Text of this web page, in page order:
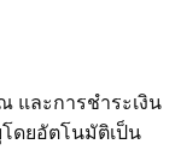
และการชำระเงิน
โดยอัตโนมัติเป็น